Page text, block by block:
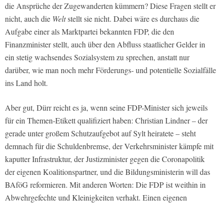
die Ansprüche der Zugewanderten kümmern? Diese Fragen stellt er
nicht, auch die Weltstellt sie nicht. Dabei wäre es durchaus die
Aufgabe einer als Marktpartei bekannten FDP, die den
Finanzminister stellt, auch über den Abfluss staatlicher Gelder in
ein stetig wachsendes Sozialsystem zu sprechen, anstatt nur
darüber, wie man noch mehr Förderungs- und potentielle Sozialfälle
ins Land holt.
Aber gut, Dürr reicht es ja, wenn seine FDP-Minister sich jeweils
für ein Themen-Etikett qualifiziert haben: Christian Lindner – der
gerade unter großem Schutzaufgebot auf Sylt heiratete – steht
demnach für die Schuldenbremse, der Verkehrsminister kämpfe mit
kaputter Infrastruktur, der Justizminister gegen die Coronapolitik
der eigenen Koalitionspartner, und die Bildungsministerin will das
BAföG reformieren. Mit anderen Worten: Die FDP ist weithin in
Abwehrgefechte und Kleinigkeiten verhakt. Einen eigenen